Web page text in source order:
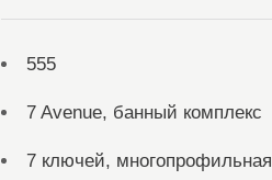
555
7 Avenue, банный комплекс
7 ключей, многопрофильная